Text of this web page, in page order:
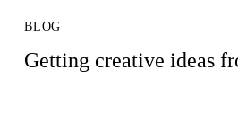
BLOG
Getting creative ideas